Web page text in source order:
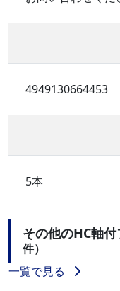
4949130664453
5本
その他のHC軸
件）
一覧で見る